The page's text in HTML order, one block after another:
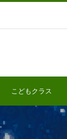
こどもクラス